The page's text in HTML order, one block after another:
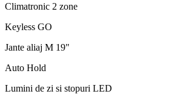
Climatronic 2 zone
Keyless GO
Jante aliaj M 19"
Auto Hold
Lumini de zi si stopuri LED